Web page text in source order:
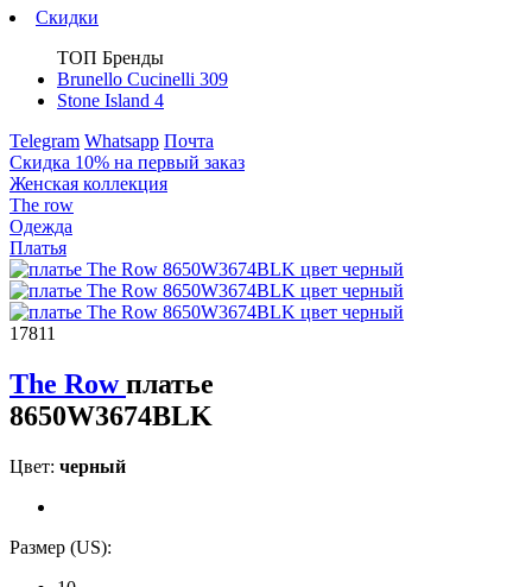
Скидки
ТОП Бренды
Brunello Cucinelli 309
Stone Island 4
Telegram Whatsapp Почта
Скидка 10% на первый заказ
Женская коллекция
The row
Одежда
Платья
17811
The Row платье
8650W3674BLK
Цвет: черный
Размер (US):